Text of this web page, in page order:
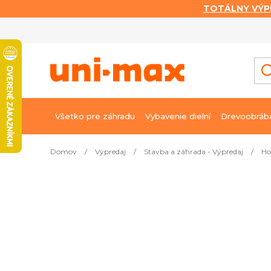
TOTÁLNY
obsah
Všetko pre záhradu Vybavenie dielní
Domov / Výpredaj / Stavba a záhrada - Výpredaj /